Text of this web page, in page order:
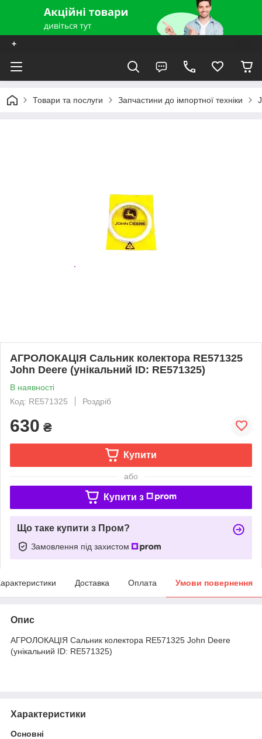
+
Товари та послуги Запчастини до імпортної техніки
АГРОЛОКАЦІЯ Сальник колектора RE571325
John Deere (унікальний ID: RE571325)
В наявності
Код: RE571325
Роздріб
630 ₴
Купити
або
Купити з
Що таке купити з Пром?
Замовлення під захистом
Доставка Оплата Умови повернення
Опис
АГРОЛОКАЦІЯ Сальник колектора RE571325 John Deere
(унікальний ID: RE571325)
Характеристики
Основні